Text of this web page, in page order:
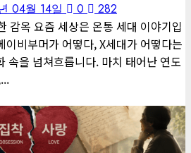
04월 14일 0 282
감옥 요즘 세상은 온통 세대 이야기입
비부머가 어떻다, X세대가 어떻다는
속을 넘쳐흐릅니다. 마치 태어난 연도